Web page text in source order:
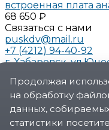
встроенная плата
68 650 ₽
Связаться с нами
puskdv@mail.ru
+7 (4212) 94-40-92
г. Хабаровск,
О компании
Новости
Реквизиты
Сертификаты
Продолжая
на обработку
данных,
статистики